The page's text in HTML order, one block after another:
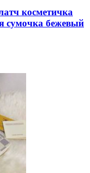
коcметичка
сумочка бежевый